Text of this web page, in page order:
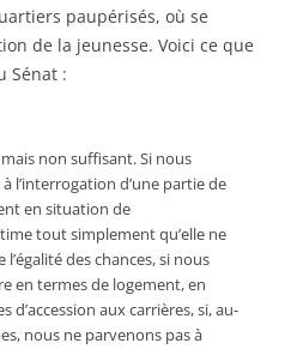
paupérisés, où se
de la jeunesse. Voici ce que
Sénat :
non suffisant. Si nous
l’interrogation d’une partie de
en situation de
tout simplement qu’elle ne
des chances, si nous
en termes de logement, en
d’accession aux carrières, si, au-
nous ne parvenons pas à